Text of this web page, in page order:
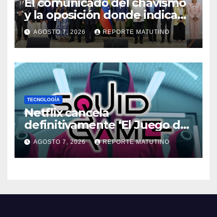
El comunicado del chavismo
y la oposición donde indican
que informarán al país
oportunamente sobre los
avances alcanzado
AGOSTO 7, 2026 REPORTE MATUTINO
TECNOLOGÍA
Netflix cancela
definitivamente ‘El Juego del
Calamar’ de David Fincher
AGOSTO 7, 2026 REPORTE MATUTINO